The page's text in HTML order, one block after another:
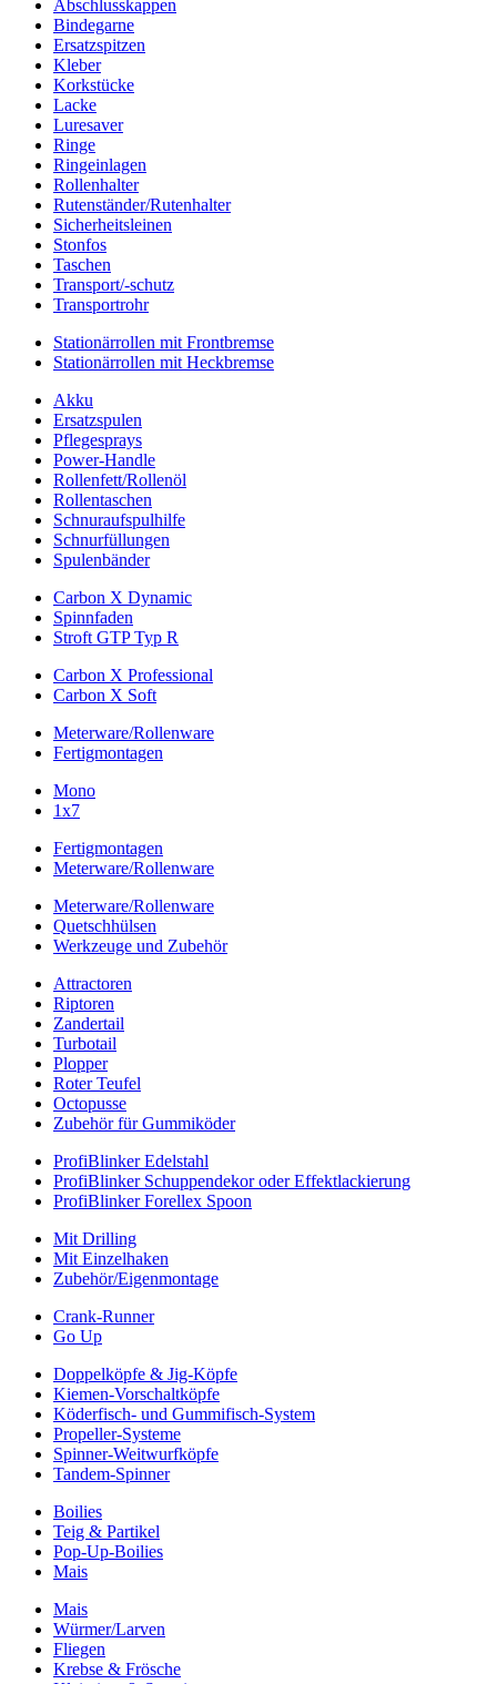
Abschlusskappen
Bindegarne
Ersatzspitzen
Kleber
Korkstücke
Lacke
Luresaver
Ringe
Ringeinlagen
Rollenhalter
Rutenständer/Rutenhalter
Sicherheitsleinen
Stonfos
Taschen
Transport/-schutz
Transportrohr
Stationärrollen mit Frontbremse
Stationärrollen mit Heckbremse
Akku
Ersatzspulen
Pflegesprays
Power-Handle
Rollenfett/Rollenöl
Rollentaschen
Schnuraufspulhilfe
Schnurfüllungen
Spulenbänder
Carbon X Dynamic
Spinnfaden
Stroft GTP Typ R
Carbon X Professional
Carbon X Soft
Meterware/Rollenware
Fertigmontagen
Mono
1x7
Fertigmontagen
Meterware/Rollenware
Meterware/Rollenware
Quetschhülsen
Werkzeuge und Zubehör
Attractoren
Riptoren
Zandertail
Turbotail
Plopper
Roter Teufel
Octopusse
Zubehör für Gummiköder
ProfiBlinker Edelstahl
ProfiBlinker Schuppendekor oder Effektlackierung
ProfiBlinker Forellex Spoon
Mit Drilling
Mit Einzelhaken
Zubehör/Eigenmontage
Crank-Runner
Go Up
Doppelköpfe & Jig-Köpfe
Kiemen-Vorschaltköpfe
Köderfisch- und Gummifisch-System
Propeller-Systeme
Spinner-Weitwurfköpfe
Tandem-Spinner
Boilies
Teig & Partikel
Pop-Up-Boilies
Mais
Mais
Würmer/Larven
Fliegen
Krebse & Frösche